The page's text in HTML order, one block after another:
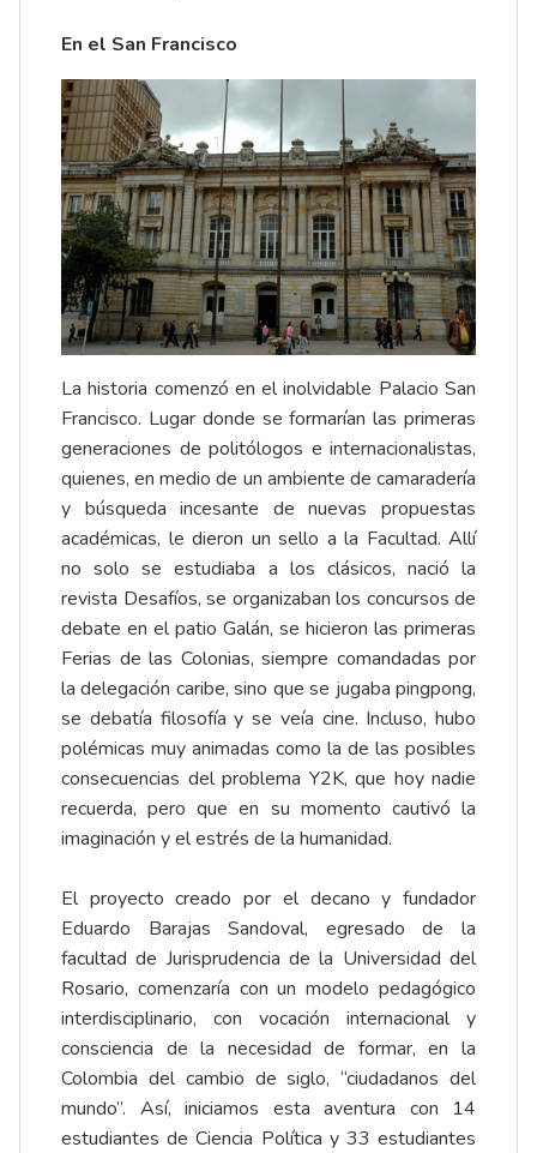
En el San Francisco
La historia comenzó en el inolvidable Palacio San
Francisco. Lugar donde se formarían las primeras
generaciones de politólogos e internacionalistas,
quienes, en medio de un ambiente de camaradería
y búsqueda incesante de nuevas propuestas
académicas, le dieron un sello a la Facultad. Allí
no solo se estudiaba a los clásicos, nació la
revista Desafíos, se organizaban los concursos de
debate en el patio Galán, se hicieron las primeras
Ferias de las Colonias, siempre comandadas por
la delegación caribe, sino que se jugaba pingpong,
se debatía filosofía y se veía cine. Incluso, hubo
polémicas muy animadas como la de las posibles
consecuencias del problema Y2K, que hoy nadie
recuerda, pero que en su momento cautivó la
imaginación y el estrés de la humanidad.
El proyecto creado por el decano y fundador
Eduardo Barajas Sandoval, egresado de la
facultad de Jurisprudencia de la Universidad del
Rosario, comenzaría con un modelo pedagógico
interdisciplinario, con vocación internacional y
consciencia de la necesidad de formar, en la
Colombia del cambio de siglo, “ciudadanos del
mundo”. Así, iniciamos esta aventura con 14
estudiantes de Ciencia Política y 33 estudiantes